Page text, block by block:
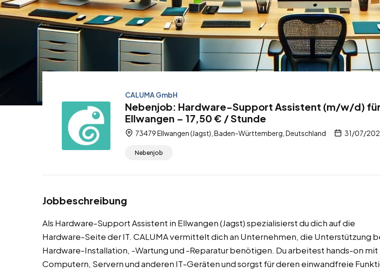
CALUMA GmbH
Nebenjob: Hardware-Support Assistent (m/w/d) für
Ellwangen – 17,50 € / Stunde
73479 Ellwangen (Jagst), Baden-Württemberg, Deutschland 31/07/
Nebenjob
Jobbeschreibung
Als Hardware-Support Assistent in Ellwangen (Jagst) spezialisierst du dich auf die
Hardware-Seite der IT. CALUMA vermittelt dich an Unternehmen, die Unterstützung
Hardware-Installation, -Wartung und -Reparatur benötigen. Du arbeitest hands-on mit
Computern, Servern und anderen IT-Geräten und sorgst für deren einwandfreie